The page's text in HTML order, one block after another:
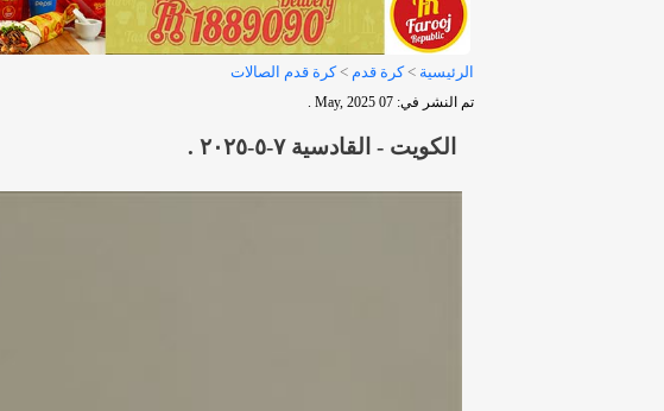
الرئيسية >كرة قدم >كرة قدم الصالات
تم النشر في: 07 May, 2025 .
الكويت - القادسية ٧-٥-٢٠٢٥ .